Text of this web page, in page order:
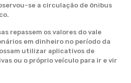
se a circulação de ônibus
repassem os valores do vale
em dinheiro no período da
utilizar aplicativos de
ou o próprio veículo para ir e vir